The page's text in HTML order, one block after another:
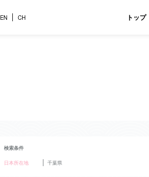
EN CH トップ
検索条件
日本所在地 千葉県